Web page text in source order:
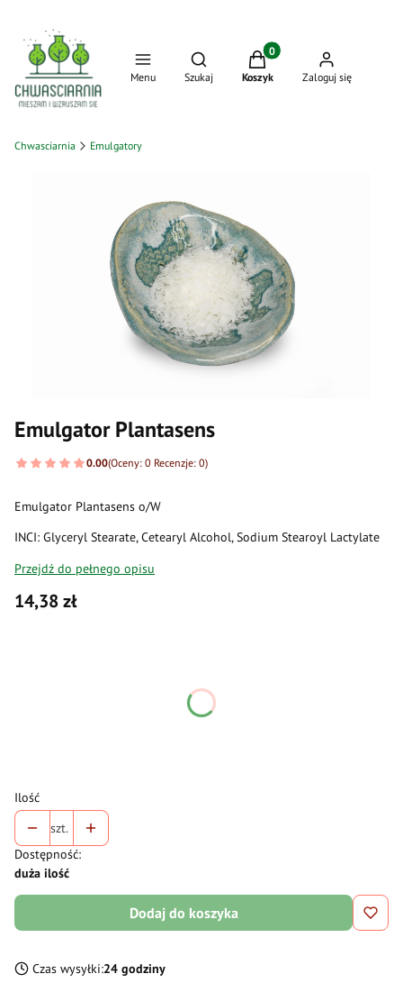
Menu
Otwórz wyszukiwarkę
Szukaj
Produkty w koszyku: 0.
Koszyk Zaloguj się
Chwasciarnia Emulgatory
Emulgator Plantasens
0.00(Oceny: 0 Recenzje: 0)
Emulgator Plantasens o/W
INCI: Glyceryl Stearate, Cetearyl Alcohol, Sodium Stearoyl Lactylate
Przejdź do pełnego opisu
Cena
14,38 zł
Ilość
szt.
Dostępność:
duża ilość
Dodaj do koszyka
Czas wysyłki:24 godziny